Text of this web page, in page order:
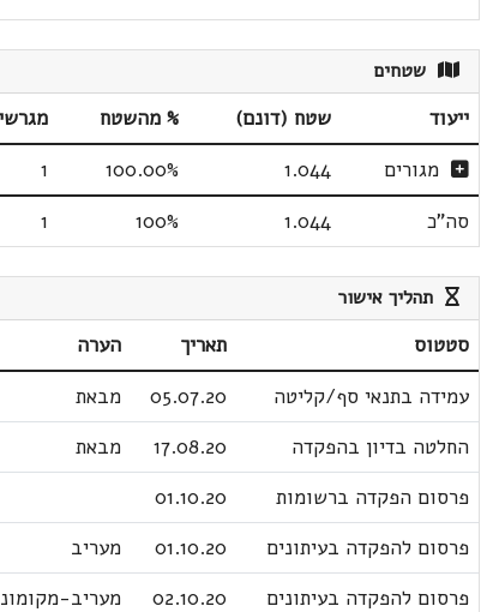
שטחים
ייעוד שטח (דונם) % מהשטח
מגורים
1.044
100.00%
1
סה"כ
1.044
100%
1
תהליך אישור
סטטוס תאריך
הערה
עמידה בתנאי סף/קליטה
05.07.20
מבאת
החלטה בדיון בהפקדה
17.08.20
מבאת
פרסום הפקדה ברשומות
01.10.20
פרסום להפקדה בעיתונים
01.10.20
מעריב
פרסום להפקדה בעיתונים
02.10.20
מעריב-מקומונ